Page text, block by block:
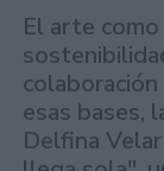
El arte
esas bases,
Delfina